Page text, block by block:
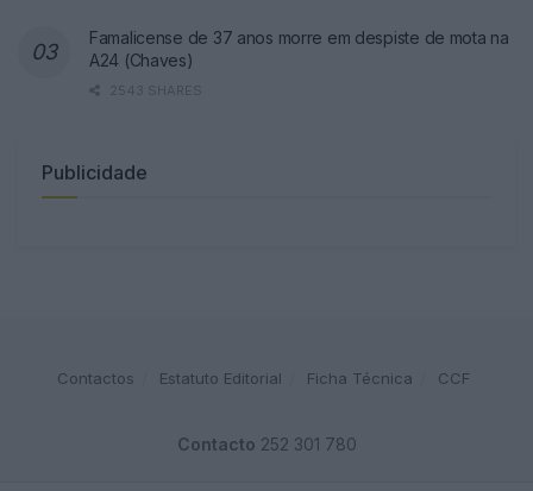
Famalicense de 37 anos morre em despiste de mota na
A24 (Chaves)
2543 SHARES
Publicidade
Contactos Estatuto Editorial Ficha Técnica CCF
Contacto 252 301 780